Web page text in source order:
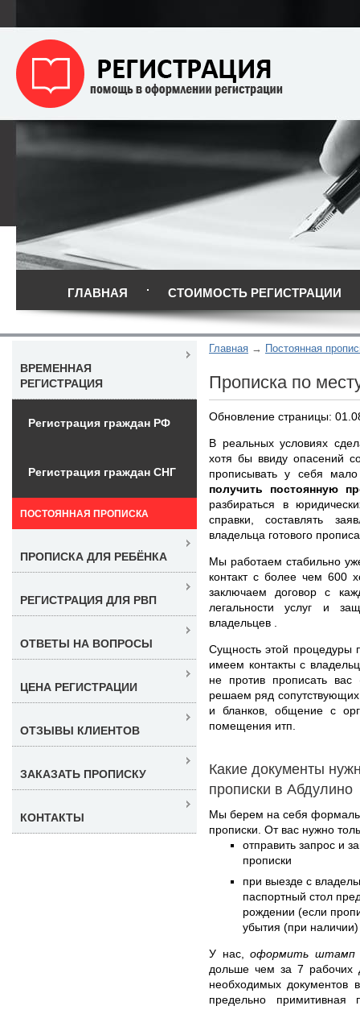
ГЛАВНАЯ СТОИМОСТЬ РЕГИСТРАЦИИ
Главная Постоянная
Прописка по
Обновление страницы:
В реальных условиях
хотя бы ввиду опасений
прописывать у себя
получить постоянную
разбираться в
справки, составлять
владельца готового
Мы работаем стабильно
контакт с более чем 600
заключаем договор с
легальности услуг и
владельцев .
Сущность этой процедуры
имеем контакты с
не против прописать
решаем ряд
и бланков, общение с
помещения итп.
Какие документы
прописки в Абдулино
Мы берем на себя
прописки. От вас нужно
отправить запрос и
прописки
при выезде с
паспортный стол
рождении (если
убытия (при наличии)
У нас, оформить штамп
дольше чем за 7 рабочих
необходимых документов
предельно примитивная
ВРЕМЕННАЯ
РЕГИСТРАЦИЯ
Регистрация граждан РФ
Регистрация граждан СНГ
ПОСТОЯННАЯ ПРОПИСКА
ПРОПИСКА ДЛЯ РЕБЁНКА
РЕГИСТРАЦИЯ ДЛЯ РВП
ОТВЕТЫ НА ВОПРОСЫ
ЦЕНА РЕГИСТРАЦИИ
ОТЗЫВЫ КЛИЕНТОВ
ЗАКАЗАТЬ ПРОПИСКУ
КОНТАКТЫ